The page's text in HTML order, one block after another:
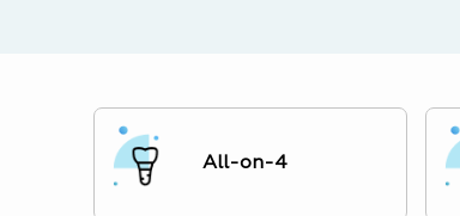
All-on-4